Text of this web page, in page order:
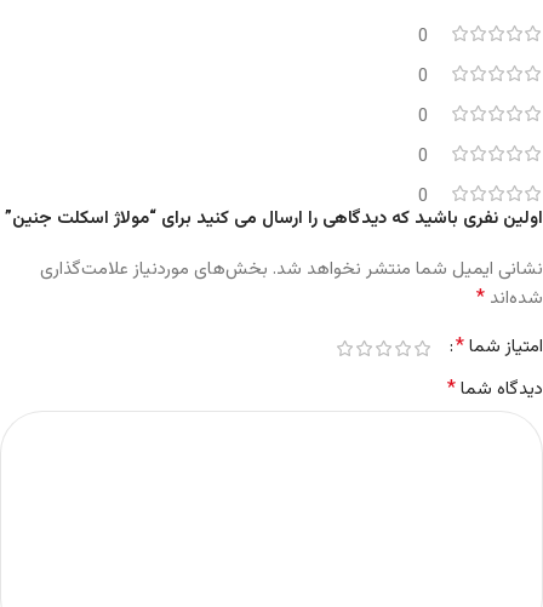
0
0
0
0
0
اولین نفری باشید که دیدگاهی را ارسال می کنید برای “مولاژ اسکلت جنین”
نشانی ایمیل شما منتشر نخواهد شد. بخش‌های موردنیاز علامت‌گذاری
شده‌اند *
امتیاز شما*
دیدگاه شما*